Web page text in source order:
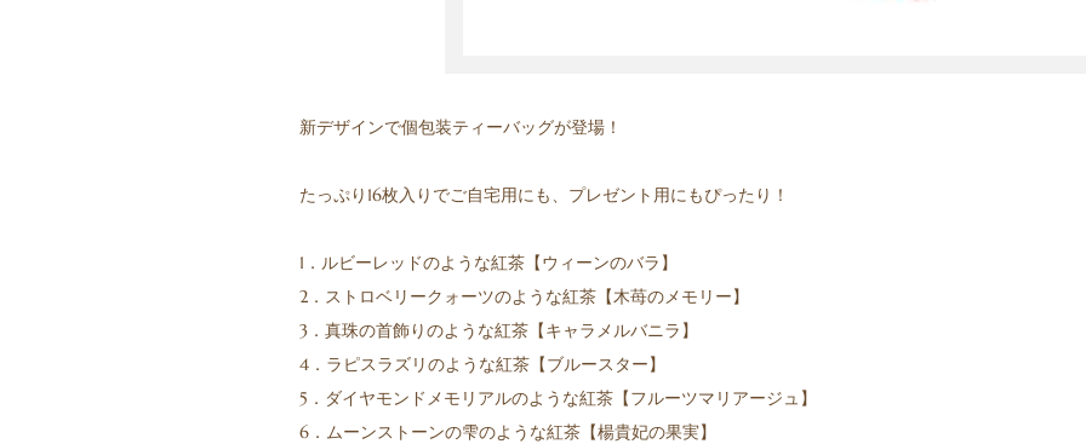
新デザインで個包装ティーバッグが登場！
たっぷり16枚入りでご自宅用にも、プレゼント用にもぴったり！
1．ルビーレッドのような紅茶【ウィーンのバラ】
2．ストロベリークォーツのような紅茶【木苺のメモリー】
3．真珠の首飾りのような紅茶【キャラメルバニラ】
4．ラピスラズリのような紅茶【ブルースター】
5．ダイヤモンドメモリアルのような紅茶【フルーツマリアージュ】
6．ムーンストーンの雫のような紅茶【楊貴妃の果実】